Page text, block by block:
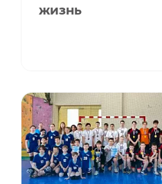
жизнь